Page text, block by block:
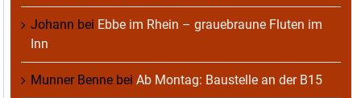
Johann bei Ebbe im Rhein – grauebraune Fluten im
Inn
Munner Benne bei Ab Montag: Baustelle an der B15